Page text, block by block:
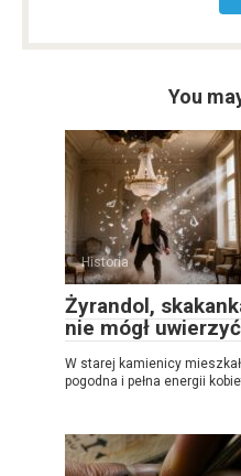
You
Historia
Żyrandol,
nie mógł
W starej kamienicy
pogodna i pełna energii